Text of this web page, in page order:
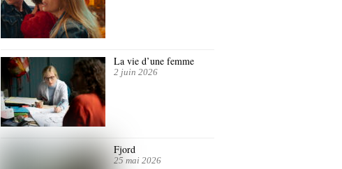
La vie d’une femme
2 juin 2026
Fjord
25 mai 2026